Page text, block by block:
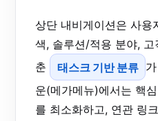
상단 내비게이션은 사용
색, 솔루션/적용 분야,
춘
태스크 기반 분류
운(메가메뉴)에서는 핵
를 최소화하고, 연관 링